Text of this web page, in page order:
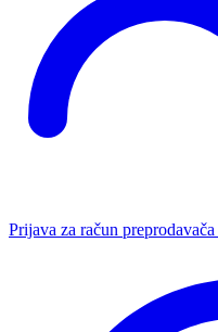
Prijava za račun preprodavača